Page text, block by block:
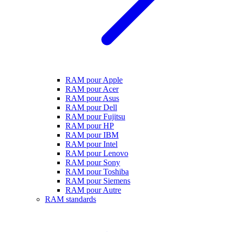
RAM pour Apple
RAM pour Acer
RAM pour Asus
RAM pour Dell
RAM pour Fujitsu
RAM pour HP
RAM pour IBM
RAM pour Intel
RAM pour Lenovo
RAM pour Sony
RAM pour Toshiba
RAM pour Siemens
RAM pour Autre
RAM standards